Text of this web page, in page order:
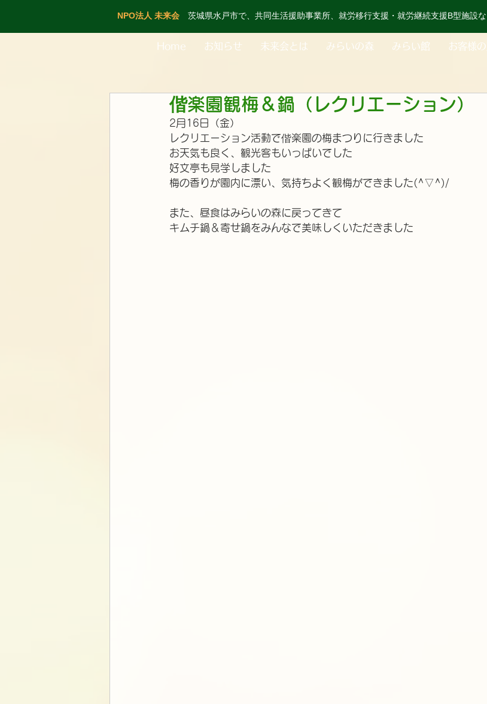
NPO法人 未来会 茨城県水戸市で、共同生活援助事業所、就労移行支援・就労継続支援B型施設な
Home お知らせ 未来会とは みらいの森 みらい館 お客様
偕楽園観梅＆鍋（レクリエーション）
2月16日（金）
レクリエーション活動で偕楽園の梅まつりに行きました
お天気も良く、観光客もいっぱいでした
好文亭も見学しました
梅の香りが園内に漂い、気持ちよく観梅ができました(^▽^)/
また、昼食はみらいの森に戻ってきて
キムチ鍋＆寄せ鍋をみんなで美味しくいただきました